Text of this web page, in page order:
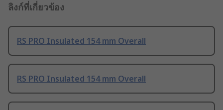
ลิงก์ที่เกี่ยวข้อง
RS PRO Insulated 154 mm Overall
RS PRO Insulated 154 mm Overall